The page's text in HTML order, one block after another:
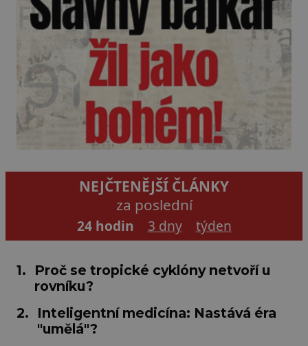
NEJČTENĚJŠÍ ČLÁNKY
za poslední
24 hodin 3 dny týden
1.
Proč se tropické cyklóny netvoří u
rovníku?
2.
Inteligentní medicína: Nastává éra
"umělá"?